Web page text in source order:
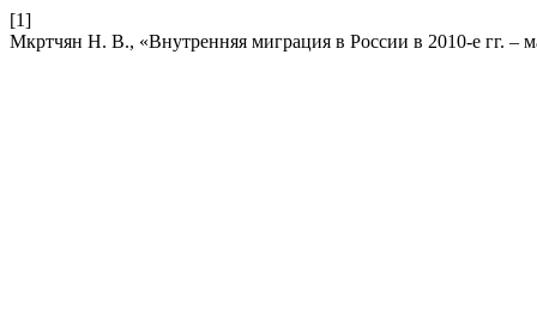
[1]
Мкртчян Н. В., «Внутренняя миграция в России в 2010-е гг. –